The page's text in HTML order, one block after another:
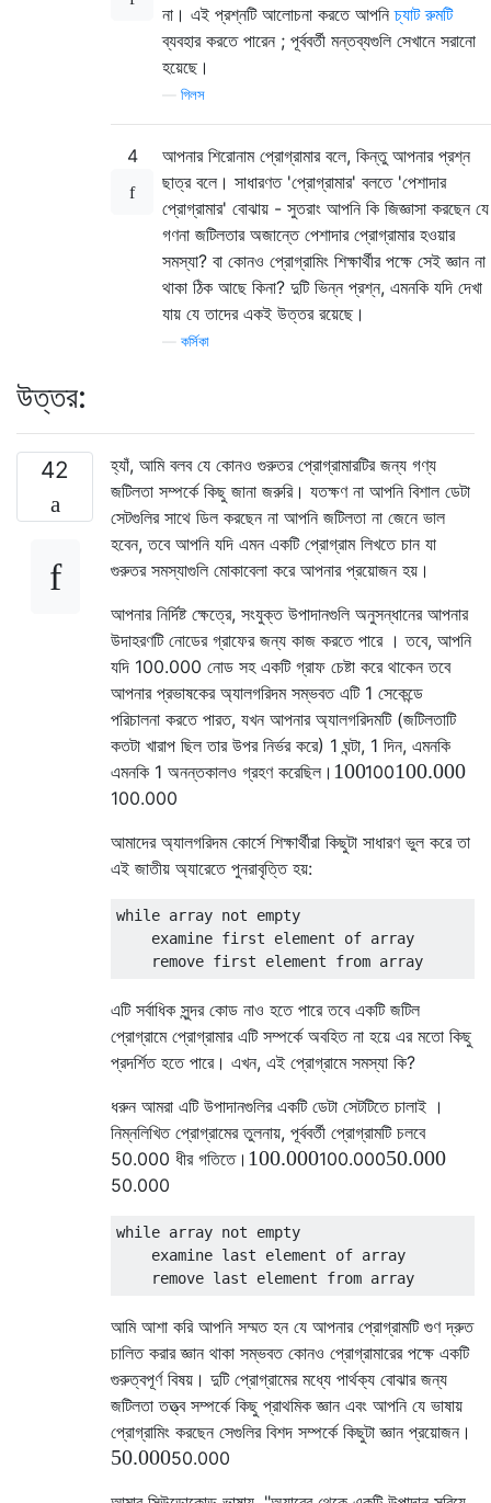
না। এই প্রশ্নটি আলোচনা করতে আপনিচ্যাট রুমটি
ব্যবহার করতে পারেন ; পূর্ববর্তী মন্তব্যগুলি সেখানে সরানো
হয়েছে।
গিলস
4
আপনার শিরোনাম প্রোগ্রামার বলে, কিন্তু আপনার প্রশ্ন
ছাত্র বলে। সাধারণত 'প্রোগ্রামার' বলতে 'পেশাদার
প্রোগ্রামার' বোঝায় - সুতরাং আপনি কি জিজ্ঞাসা করছেন যে
গণনা জটিলতার অজান্তে পেশাদার প্রোগ্রামার হওয়ার
সমস্যা? বা কোনও প্রোগ্রামিং শিক্ষার্থীর পক্ষে সেই জ্ঞান না
থাকা ঠিক আছে কিনা? দুটি ভিন্ন প্রশ্ন, এমনকি যদি দেখা
যায় যে তাদের একই উত্তর রয়েছে।
কর্সিকা
উত্তর:
42
হ্যাঁ, আমি বলব যে কোনও গুরুতর প্রোগ্রামারটির জন্য গণ্য
জটিলতা সম্পর্কে কিছু জানা জরুরি। যতক্ষণ না আপনি বিশাল ডেটা
সেটগুলির সাথে ডিল করছেন না আপনি জটিলতা না জেনে ভাল
হবেন, তবে আপনি যদি এমন একটি প্রোগ্রাম লিখতে চান যা
গুরুতর সমস্যাগুলি মোকাবেলা করে আপনার প্রয়োজন হয়।
আপনার নির্দিষ্ট ক্ষেত্রে, সংযুক্ত উপাদানগুলি অনুসন্ধানের আপনার
উদাহরণটি নোডের গ্রাফের জন্য কাজ করতে পারে । তবে, আপনি
যদি 100.000 নোড সহ একটি গ্রাফ চেষ্টা করে থাকেন তবে
আপনার প্রভাষকের অ্যালগরিদম সম্ভবত এটি 1 সেকেন্ডে
পরিচালনা করতে পারত, যখন আপনার অ্যালগরিদমটি (জটিলতাটি
কতটা খারাপ ছিল তার উপর নির্ভর করে) 1 ঘন্টা, 1 দিন, এমনকি
এমনকি 1 অনন্তকালও গ্রহণ করেছিল। 100100100.000
100.000
আমাদের অ্যালগরিদম কোর্সে শিক্ষার্থীরা কিছুটা সাধারণ ভুল করে তা
এই জাতীয় অ্যারেতে পুনরাবৃত্তি হয়:
while array not empty
    examine first element of array
এটি সর্বাধিক সুন্দর কোড নাও হতে পারে তবে একটি জটিল
প্রোগ্রামে প্রোগ্রামার এটি সম্পর্কে অবহিত না হয়ে এর মতো কিছু
প্রদর্শিত হতে পারে। এখন, এই প্রোগ্রামে সমস্যা কি?
ধরুন আমরা এটি উপাদানগুলির একটি ডেটা সেটটিতে চালাই ।
নিম্নলিখিত প্রোগ্রামের তুলনায়, পূর্ববর্তী প্রোগ্রামটি চলবে
50.000 ধীর গতিতে। 100.000100.00050.000
50.000
while array not empty
    examine last element of array
আমি আশা করি আপনি সম্মত হন যে আপনার প্রোগ্রামটি গুণ দ্রুত
চালিত করার জ্ঞান থাকা সম্ভবত কোনও প্রোগ্রামারের পক্ষে একটি
গুরুত্বপূর্ণ বিষয়। দুটি প্রোগ্রামের মধ্যে পার্থক্য বোঝার জন্য
জটিলতা তত্ত্ব সম্পর্কে কিছু প্রাথমিক জ্ঞান এবং আপনি যে ভাষায়
প্রোগ্রামিং করছেন সেগুলির বিশদ সম্পর্কে কিছুটা জ্ঞান প্রয়োজন।
50.00050.000